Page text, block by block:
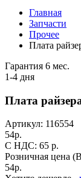
Главная
Запчасти
Прочее
Плата
Гарантия 6 мес.
1-4 дня
Плата
Артикул: 116554
54р.
C НДС: 65 р.
Розничная цена
54р.